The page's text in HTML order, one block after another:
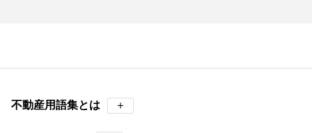
不動産用語集とは ＋